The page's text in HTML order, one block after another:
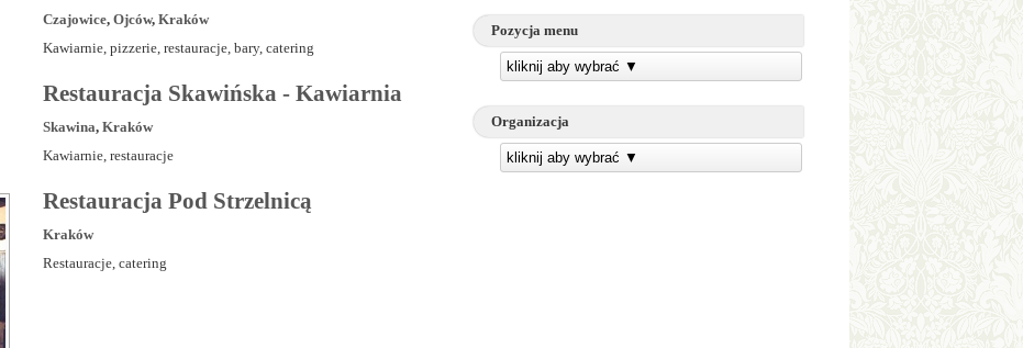
Pozycja menu
kliknij aby wybrać ▼
Organizacja
kliknij aby wybrać ▼
Czajowice, Ojców, Kraków
Kawiarnie, pizzerie, restauracje, bary, catering
Restauracja Skawińska - Kawiarnia
Skawina, Kraków
Kawiarnie, restauracje
Restauracja Pod Strzelnicą
Kraków
Restauracje, catering